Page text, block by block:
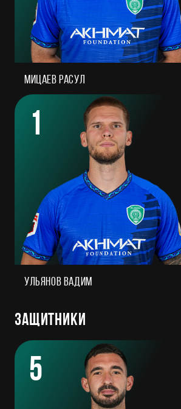
Мицаев Расул
1
Ульянов Вадим
Защитники
5